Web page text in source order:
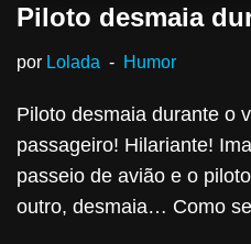
Piloto desmaia
por Lolada Humor
Piloto desmaia durante o
passageiro! Hilariante!
passeio de avião e o
outro, desmaia… Como